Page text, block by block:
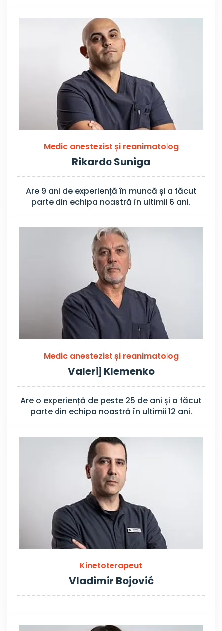
Medic anestezist și reanimatolog
Rikardo Suniga
Are 9 ani de experiență în muncă și a făcut
parte din echipa noastră în ultimii 6 ani.
Medic anestezist și reanimatolog
Valerij Klemenko
Are o experiență de peste 25 de ani și a făcut
parte din echipa noastră în ultimii 12 ani.
Kinetoterapeut
Vladimir Bojović